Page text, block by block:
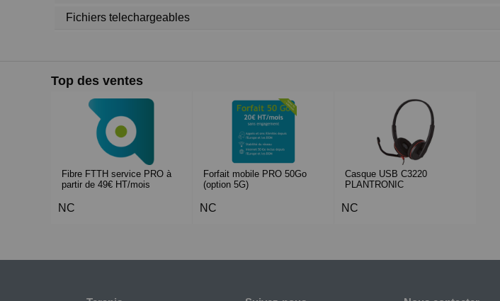
Fichiers telechargeables
Top des ventes
Fibre FTTH service PRO à
partir de 49€ HT/mois
NC
Forfait mobile PRO 50Go
(option 5G)
NC
Casque USB C3220
PLANTRONIC
NC